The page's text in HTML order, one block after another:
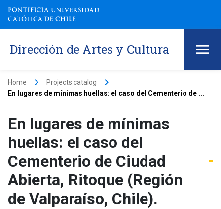
Dirección de Artes y Cultura
Home keyboard_arrow_right Projects catalog keyboard_arrow_right
En lugares de mínimas huellas: el caso del Cementerio de ...
En lugares de mínimas
huellas: el caso del
Cementerio de Ciudad
Abierta, Ritoque (Región
de Valparaíso, Chile).